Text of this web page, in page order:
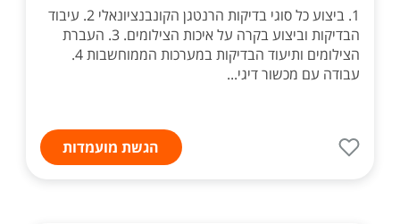
1. ביצוע כל סוגי בדיקות הרנטגן הקונבנציונאלי 2. עיבוד
הבדיקות וביצוע בקרה על איכות הצילומים. 3. העברת
הצילומים ותיעוד הבדיקות במערכות הממוחשבות 4.
עבודה עם מכשור דיגי...
הגשת מועמדות